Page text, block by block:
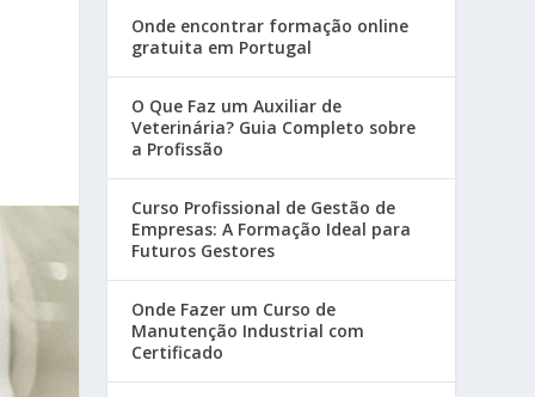
Onde encontrar formação online
gratuita em Portugal
O Que Faz um Auxiliar de
Veterinária? Guia Completo sobre
a Profissão
Curso Profissional de Gestão de
Empresas: A Formação Ideal para
Futuros Gestores
Onde Fazer um Curso de
Manutenção Industrial com
Certificado